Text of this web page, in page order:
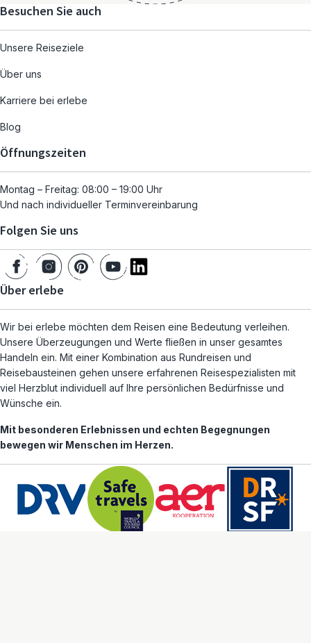
Besuchen Sie auch
Unsere Reiseziele
Über uns
Karriere bei erlebe
Blog
Öffnungszeiten
Montag – Freitag: 08:00 – 19:00 Uhr
Und nach individueller Terminvereinbarung
Folgen Sie uns
Über erlebe
Wir bei erlebe möchten dem Reisen eine Bedeutung verleihen.
Unsere Überzeugungen und Werte fließen in unser gesamtes
Handeln ein. Mit einer Kombination aus Rundreisen und
Reisebausteinen gehen unsere erfahrenen Reisespezialisten mit
viel Herzblut individuell auf Ihre persönlichen Bedürfnisse und
Wünsche ein.
Mit besonderen Erlebnissen und echten Begegnungen
bewegen wir Menschen im Herzen.